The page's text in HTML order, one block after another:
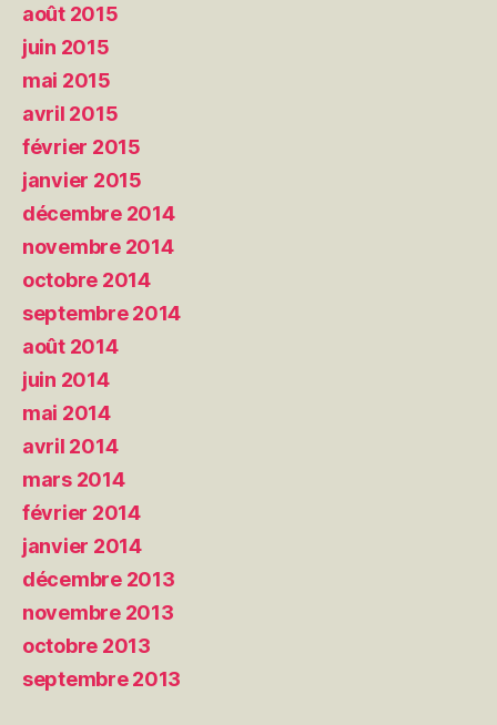
août 2015
juin 2015
mai 2015
avril 2015
février 2015
janvier 2015
décembre 2014
novembre 2014
octobre 2014
septembre 2014
août 2014
juin 2014
mai 2014
avril 2014
mars 2014
février 2014
janvier 2014
décembre 2013
novembre 2013
octobre 2013
septembre 2013